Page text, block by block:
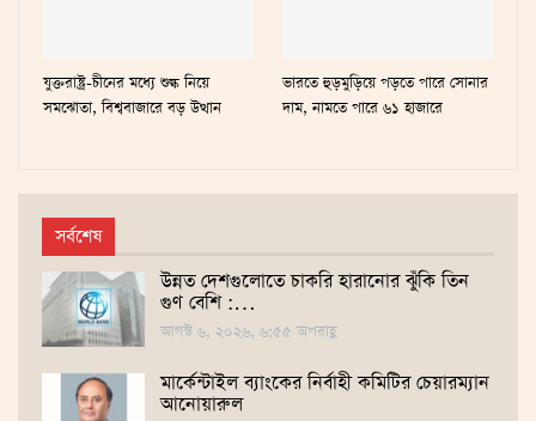
যুক্তরাষ্ট্র-চীনের মধ্যে শুল্ক নিয়ে
সমঝোতা, বিশ্ববাজারে বড় উত্থান
ভারতে হুড়মুড়িয়ে পড়তে পারে সোনার
দাম, নামতে পারে ৬১ হাজারে
সর্বশেষ
উন্নত দেশগুলোতে চাকরি হারানোর ঝুঁকি তিন
গুণ বেশি :…
আগস্ট ৬, ২০২৬, ৬:৫৫ অপরাহ্ণ
মার্কেন্টাইল ব্যাংকের নির্বাহী কমিটির চেয়ারম্যান
আনোয়ারুল